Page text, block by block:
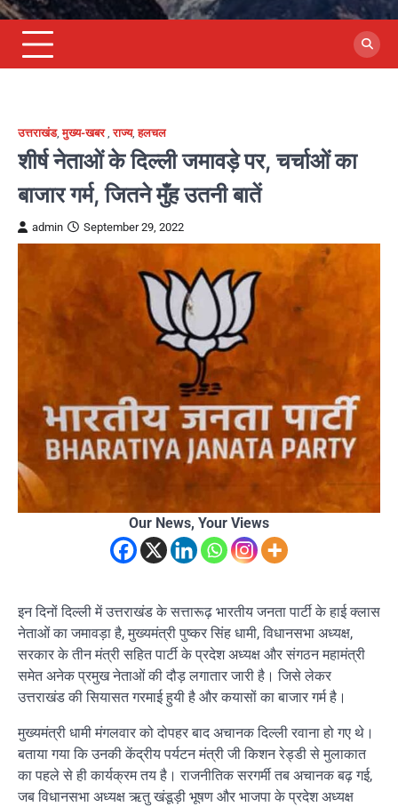
उत्तराखंड,मुख्य-खबर,राज्य,हलचल
शीर्ष नेताओं के दिल्ली जमावड़े पर, चर्चाओं का
बाजार गर्म, जितने मुँह उतनी बातें
admin September 29, 2022
Our News, Your Views
इन दिनों दिल्ली में उत्तराखंड के सत्तारूढ़ भारतीय जनता पार्टी के हाई क्लास
नेताओं का जमावड़ा है, मुख्यमंत्री पुष्कर सिंह धामी, विधानसभा अध्यक्ष,
सरकार के तीन मंत्री सहित पार्टी के प्रदेश अध्यक्ष और संगठन महामंत्री
समेत अनेक प्रमुख नेताओं की दौड़ लगातार जारी है। जिसे लेकर
उत्तराखंड की सियासत गरमाई हुयी है और कयासों का बाजार गर्म है।
मुख्यमंत्री धामी मंगलवार को दोपहर बाद अचानक दिल्ली रवाना हो गए थे।
बताया गया कि उनकी केंद्रीय पर्यटन मंत्री जी किशन रेड्डी से मुलाकात
का पहले से ही कार्यक्रम तय है। राजनीतिक सरगर्मी तब अचानक बढ़ गई,
जब विधानसभा अध्यक्ष ऋतु खंडूड़ी भूषण और भाजपा के प्रदेश अध्यक्ष